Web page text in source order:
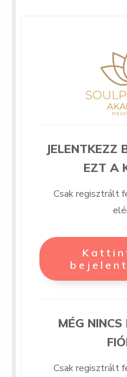
JELENTKEZZ
EZT A
Csak regisztrált
MÉG
Csak regisztrált